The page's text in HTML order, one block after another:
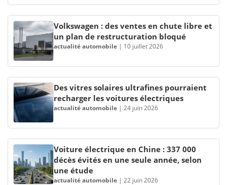
Volkswagen : des ventes en chute libre et
un plan de restructuration bloqué
actualité automobile | 10 juillet 2026
Des vitres solaires ultrafines pourraient
recharger les voitures électriques
actualité automobile | 24 juin 2026
Voiture électrique en Chine : 337 000
décès évités en une seule année, selon
une étude
actualité automobile | 22 juin 2026